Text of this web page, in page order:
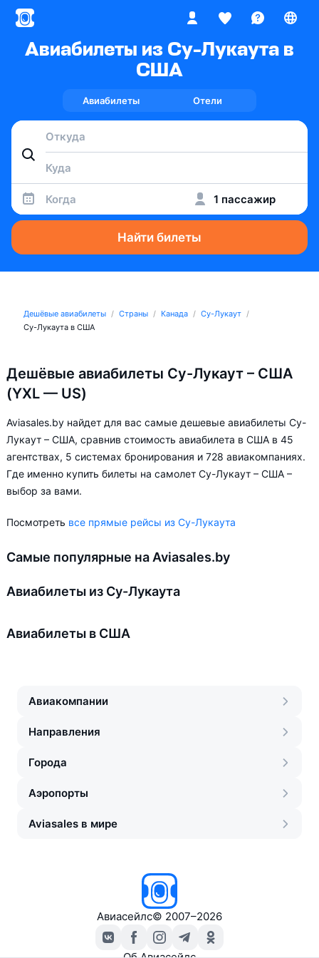
Авиабилеты из Су-Лукаута в
США
Авиабилеты Отели
Когда 1 пассажир
Найти билеты
Дешёвые авиабилеты Страны Канада
Су-Лукаут
Су-Лукаута в США
Дешёвые авиабилеты Су-Лукаут – США
(YXL — US)
Aviasales.by найдет для вас самые дешевые авиабилеты Су-
Лукаут – США, сравнив стоимость авиабилета в США в 45
агентствах, 5 системах бронирования и 728 авиакомпаниях.
Где именно купить билеты на самолет Су-Лукаут – США –
выбор за вами.
Посмотреть все прямые рейсы из Су-Лукаута
Самые популярные на Aviasales.by
Авиабилеты из Су-Лукаута
Авиабилеты в США
Авиакомпании
Направления
Города
Аэропорты
Aviasales в мире
Авиасейлс© 2007–2026